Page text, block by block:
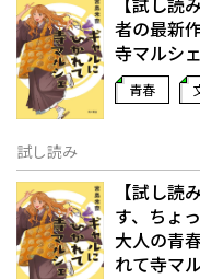
者の最新
寺マルシ
青春
試し読み
【試し読
す、ちょ
大人の青
れて寺マ